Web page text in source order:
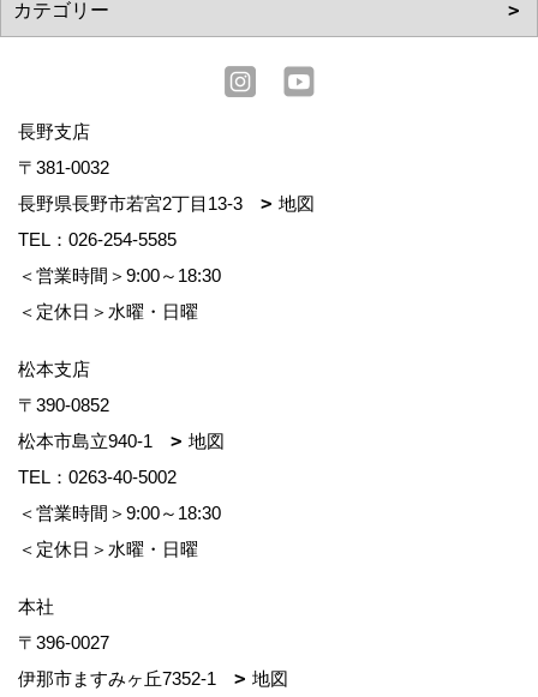
長野支店
〒381-0032
長野県長野市若宮2丁目13-3
地図
TEL： 026-254-5585
＜営業時間＞9:00～18:30
＜定休日＞水曜・日曜
松本支店
〒390-0852
松本市島立940-1
地図
TEL： 0263-40-5002
＜営業時間＞9:00～18:30
＜定休日＞水曜・日曜
本社
〒396-0027
伊那市ますみヶ丘7352-1
地図